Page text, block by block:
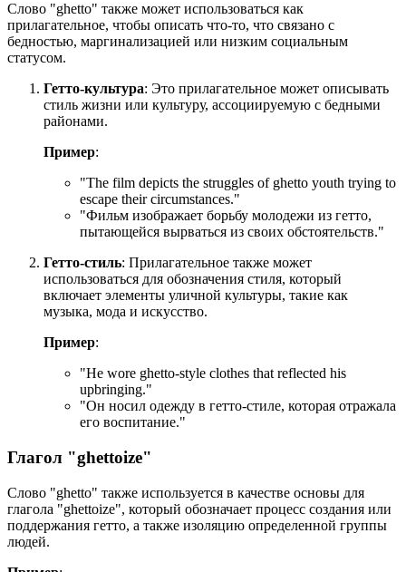
Слово "ghetto" также может использоваться как
прилагательное, чтобы описать что-то, что связано с
бедностью, маргинализацией или низким социальным
статусом.
Гетто-культура: Это прилагательное может описывать
стиль жизни или культуру, ассоциируемую с бедными
районами.
Пример:
"The film depicts the struggles of ghetto youth trying to
escape their circumstances."
"Фильм изображает борьбу молодежи из гетто,
пытающейся вырваться из своих обстоятельств."
Гетто-стиль: Прилагательное также может
использоваться для обозначения стиля, который
включает элементы уличной культуры, такие как
музыка, мода и искусство.
Пример:
"He wore ghetto-style clothes that reflected his
upbringing."
"Он носил одежду в гетто-стиле, которая отражала
его воспитание."
Глагол "ghettoize"
Слово "ghetto" также используется в качестве основы для
глагола "ghettoize", который обозначает процесс создания или
поддержания гетто, а также изоляцию определенной группы
людей.